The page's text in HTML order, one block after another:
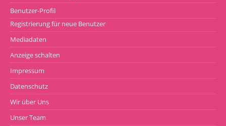
Benutzer-Profil
Registrierung für neue Benutzer
Mediadaten
Anzeige schalten
Impressum
Datenschutz
Wir über Uns
Unser Team